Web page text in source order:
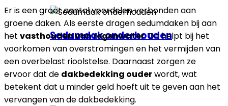
Sedumdak onderhouden
Er is een groot aantal voordelen verbonden aan
groene daken. Als eerste dragen sedumdaken bij aan
het vasthouden van regenwater. Dit helpt bij het
voorkomen van overstromingen en het vermijden van
een overbelast rioolstelse. Daarnaast zorgen ze
ervoor dat de dakbedekking ouderwordt, wat
betekent dat u minder geld hoeft uit te geven aan het
vervangen van de dakbedekking.